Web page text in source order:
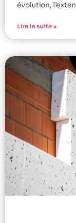
évolution,
Lire la suite »